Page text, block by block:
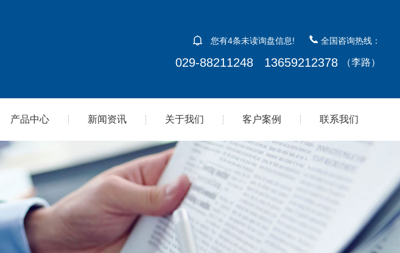
您有4条未读询盘信息! 全国咨询热线：
029-88211248 13659212378 （李路）
产品中心 新闻资讯 关于我们 客户案例 联系我们